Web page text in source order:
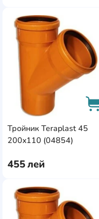
Тройник Teraplast 45
200x110 (04854)
455лей